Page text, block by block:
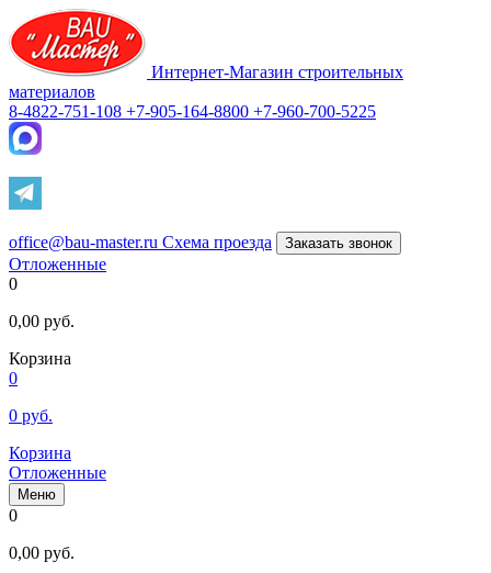
Интернет-Магазин строительных
материалов
8-4822-751-108 +7-905-164-8800 +7-960-700-5225
office@bau-master.ru Схема проезда Заказать звонок
Отложенные
0
0,00 руб.
Корзина
0
0 руб.
Корзина
Отложенные
Меню
0
0,00 руб.